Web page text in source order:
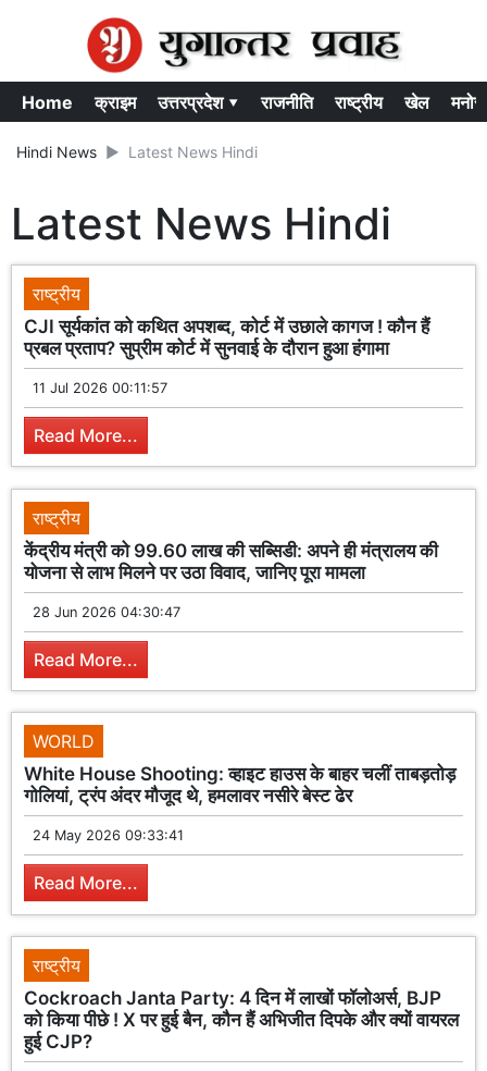
Home क्राइम उत्तरप्रदेश ▾ राजनीति राष्ट्रीय खेल
Hindi News Latest News Hindi
Latest News Hindi
राष्ट्रीय
CJI सूर्यकांत को कथित अपशब्द, कोर्ट में उछाले कागज ! कौन हैं
प्रबल प्रताप? सुप्रीम कोर्ट में सुनवाई के दौरान हुआ हंगामा
11 Jul 2026 00:11:57
Read More...
राष्ट्रीय
केंद्रीय मंत्री को 99.60 लाख की सब्सिडी: अपने ही मंत्रालय की
योजना से लाभ मिलने पर उठा विवाद, जानिए पूरा मामला
28 Jun 2026 04:30:47
Read More...
WORLD
White House Shooting: व्हाइट हाउस के बाहर चलीं ताबड़तोड़
गोलियां, ट्रंप अंदर मौजूद थे, हमलावर नसीरे बेस्ट ढेर
24 May 2026 09:33:41
Read More...
राष्ट्रीय
Cockroach Janta Party: 4 दिन में लाखों फॉलोअर्स, BJP
को किया पीछे ! X पर हुई बैन, कौन हैं अभिजीत दिपके और क्यों वायरल
हुई CJP?